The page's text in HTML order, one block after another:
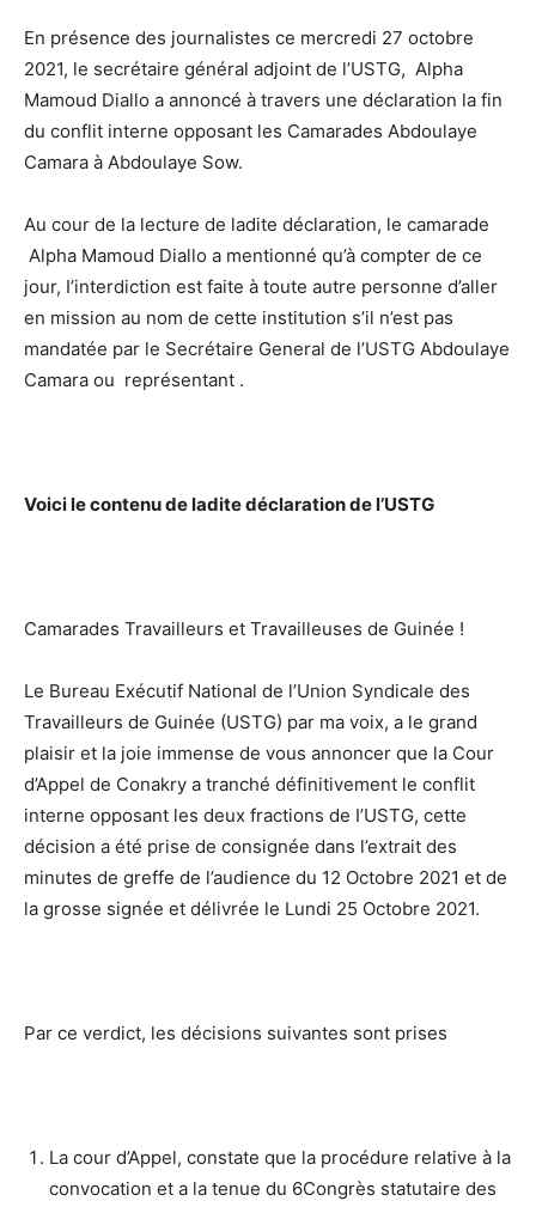
En présence des journalistes ce mercredi 27 octobre
2021, le secrétaire général adjoint de l’USTG, Alpha
Mamoud Diallo a annoncé à travers une déclaration la fin
du conflit interne opposant les Camarades Abdoulaye
Camara à Abdoulaye Sow.
Au cour de la lecture de ladite déclaration, le camarade
Alpha Mamoud Diallo a mentionné qu’à compter de ce
jour, I’interdiction est faite à toute autre personne d’aller
en mission au nom de cette institution s’il n’est pas
mandatée par le Secrétaire General de l’USTG Abdoulaye
Camara ou représentant .
Voici le contenu de ladite déclaration de l’USTG
Camarades Travailleurs et Travailleuses de Guinée !
Le Bureau Exécutif National de l’Union Syndicale des
Travailleurs de Guinée (USTG) par ma voix, a le grand
plaisir et la joie immense de vous annoncer que la Cour
d’Appel de Conakry a tranché définitivement le conflit
interne opposant les deux fractions de I’USTG, cette
décision a été prise de consignée dans l’extrait des
minutes de greffe de l’audience du 12 Octobre 2021 et de
la grosse signée et délivrée le Lundi 25 Octobre 2021.
Par ce verdict, les décisions suivantes sont prises
La cour d’Appel, constate que la procédure relative à la
convocation et a la tenue du 6Congrès statutaire des